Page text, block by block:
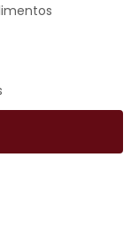
externa
na iso 17025